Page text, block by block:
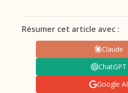
Résumer cet article avec :
Claude
ChatGPT
Google AI